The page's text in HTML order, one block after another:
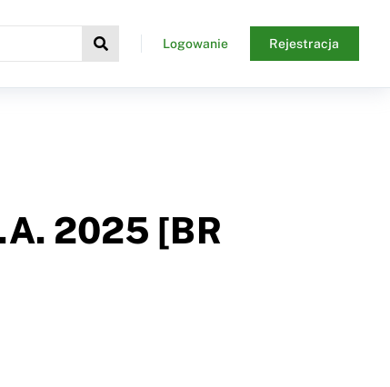
Logowanie Rejestracja
2025 [BR